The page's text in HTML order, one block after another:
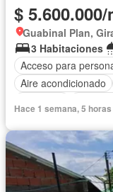
$
Guabinal Plan,
3 Habitaciones
Acceso para
Aire acondicionado
Gas natural
Seguridad privada
Hace 1 semana, 5